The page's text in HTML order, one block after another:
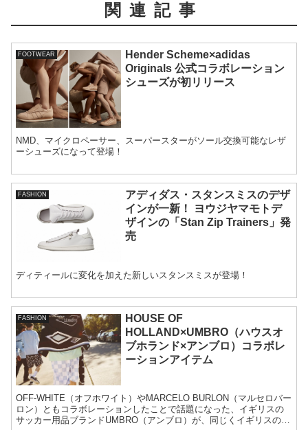
関連記事
FOOTWEAR
Hender Scheme×adidas
Originals 公式コラボレーション
シューズが初リリース
NMD、マイクロペーサー、スーパースターがソール交換可能なレザ
ーシューズになって登場！
FASHION
アディダス・スタンスミスのデザ
インが一新！ ヨウジヤマモトデ
ザインの「Stan Zip Trainers」発
売
ディティールに変化を加えた新しいスタンスミスが登場！
FASHION
HOUSE OF
HOLLAND×UMBRO（ハウスオ
ブホランド×アンブロ）コラボレ
ーションアイテム
OFF-WHITE（オフホワイト）やMARCELO BURLON（マルセロバー
ロン）ともコラボレーションしたことで話題になった、イギリスの
サッカー用品ブランドUMBRO（アンブロ）が、同じくイギリスのア